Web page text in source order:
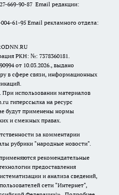
669-90-87 Email редакции:
61-95 Email рекламного отдела:
РКН: №: 7378360181.
от 10.03.2026., выдано
в сфере связи, информационных
При использовании материалов
гиперссылка на ресурс
будут применены нормы
и смежных правах.
за комментарии
рубрики "народные новости".
рекомендательные
предоставления
и анализа сведений,
сети "Интернет",